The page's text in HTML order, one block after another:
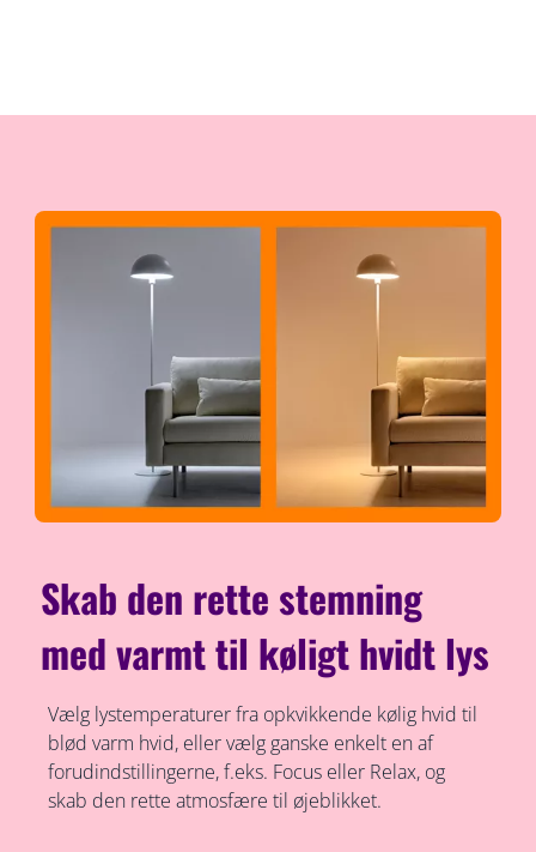
Skab den rette stemning
med varmt til køligt hvidt lys
Vælg lystemperaturer fra opkvikkende kølig hvid til
blød varm hvid, eller vælg ganske enkelt en af
forudindstillingerne, f.eks. Focus eller Relax, og
skab den rette atmosfære til øjeblikket.